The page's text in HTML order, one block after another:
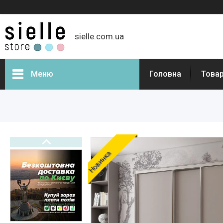
sielle.com.ua
Меню Головна
Новинка